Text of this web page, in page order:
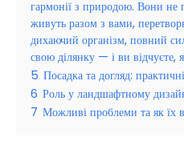
гармонії з природою. Вони не
живуть разом з вами,
дихаючий організм, повний
свою ділянку — і ви відчуєте,
5 Посадка та догляд:
6 Роль у ландшафтному
7 Можливі проблеми та як їх